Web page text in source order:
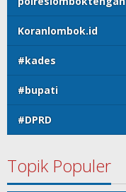
Koranlombok.id
#kades
#bupati
#DPRD
Topik Populer